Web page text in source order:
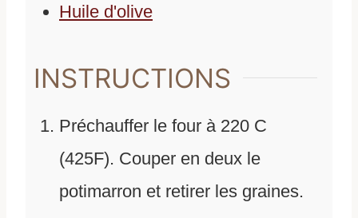
Huile d'olive
INSTRUCTIONS
Préchauffer le four à 220 C
(425F). Couper en deux le
potimarron et retirer les graines.